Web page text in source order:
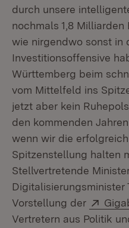
durch unsere
nochmals 1,8 Milliarden
wie nirgendwo sonst in
Investitionsoffensive
Württemberg beim
vom Mittelfeld ins
jetzt aber kein
den kommenden
wenn wir die
Spitzenstellung halten
Stellvertretende
Digitalisierungsminister
Vorstellung der
Vertretern aus Politik